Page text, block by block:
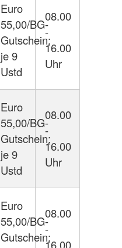
Euro
55,00/BG-
Gutschein;
je 9
Ustd
08.00
-
16.00
Uhr
Euro
55,00/BG-
Gutschein;
je 9
Ustd
08.00
-
16.00
Uhr
Euro
55,00/BG-
Gutschein;
08.00
-
16.00